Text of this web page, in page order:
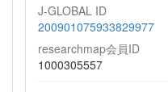
J-GLOBAL ID
200901075933829977
researchmap会員ID
1000305557